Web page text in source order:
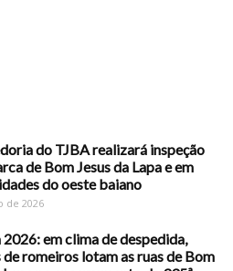
do TJBA realizará inspeção
de Bom Jesus da Lapa e em
do oeste baiano
de 2026
2026: em clima de despedida,
romeiros lotam as ruas de Bom